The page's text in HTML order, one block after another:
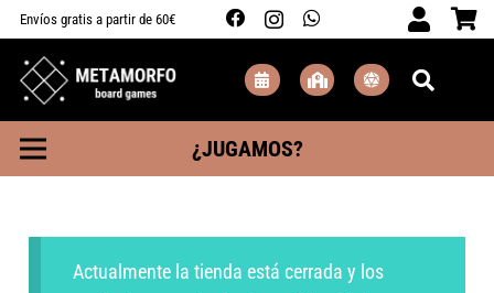
Envíos gratis a partir de 60€
¿JUGAMOS?
Actualmente la tienda está cerrada y los